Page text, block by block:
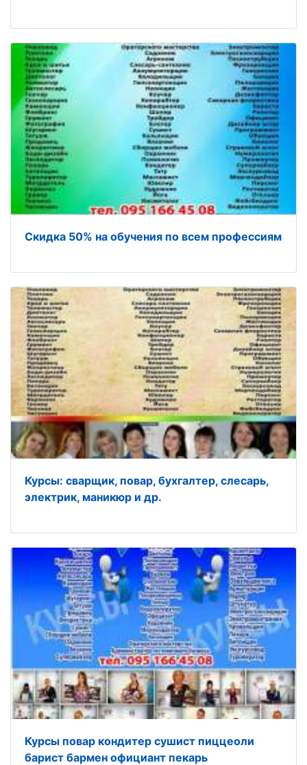
Скидка 50% на обучения по всем профессиям
Курсы: сварщик, повар, бухгалтер, слесарь,
электрик, маникюр и др.
Курсы повар кондитер сушист пиццеоли
барист бармен официант пекарь